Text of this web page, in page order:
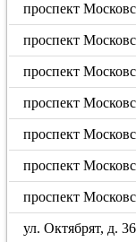
проспект
проспект
проспект
проспект
проспект
проспект
проспект
ул. Октябрят, д. 36